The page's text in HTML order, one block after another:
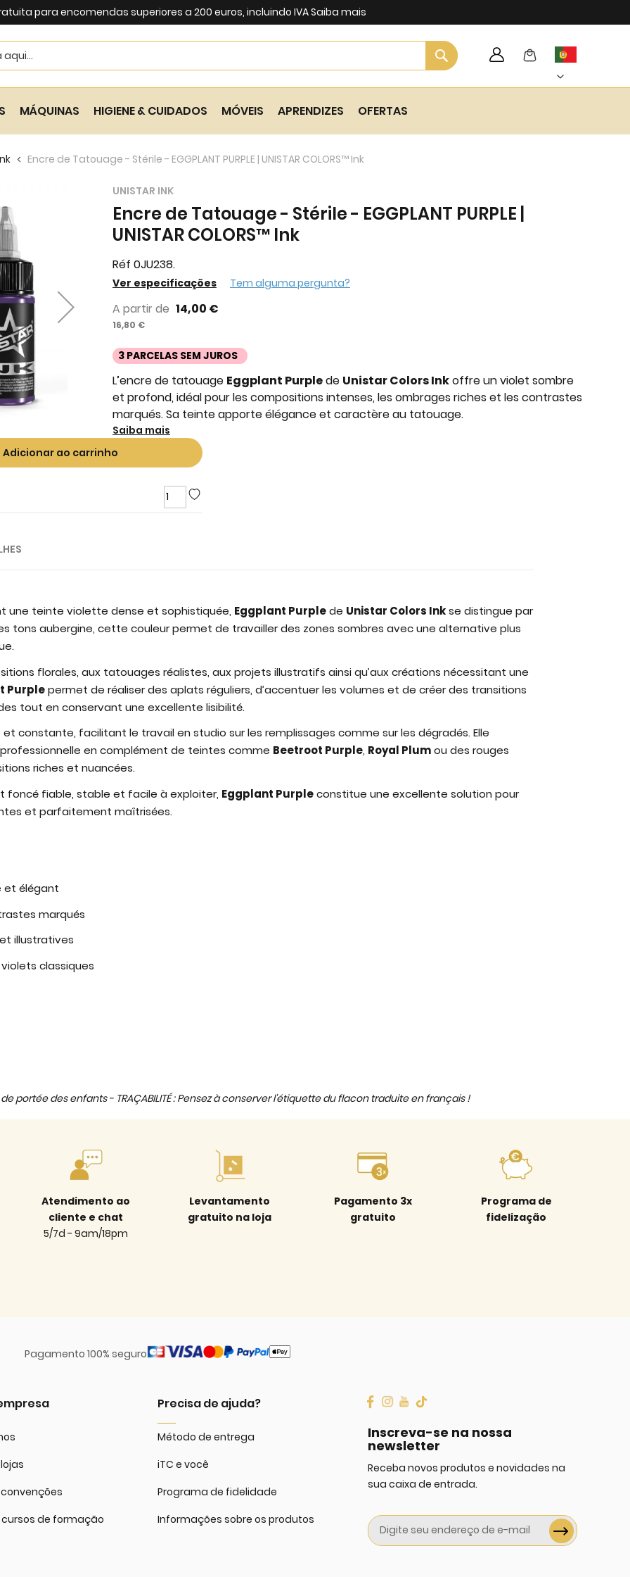
para encomendas superiores a 200 euros, incluindo IVASaiba mais
Search
Search My Cart
Language
MÁQUINAS HIGIENE & CUIDADOS MÓVEIS APRENDIZES OFERTAS
Encre de Tatouage - Stérile - EGGPLANT PURPLE | UNISTAR COLORS™ Ink
UNISTAR INK
Encre de Tatouage - Stérile - EGGPLANT PURPLE |
UNISTAR COLORS™ Ink
Réf 0JU238.
3 PARCELAS SEM JUROS
A partir de 14,00 €
16,80 €
Ver especificações Tem alguma pergunta?
L’encre de tatouage Eggplant Purplede Unistar Colors Inkoffre un violet sombre
et profond, idéal pour les compositions intenses, les ombrages riches et les contrastes
marqués. Sa teinte apporte élégance et caractère au tatouage.
Saiba mais
Adicionar ao carrinho
une teinte violette dense et sophistiquée, Eggplant Purplede Unistar Colors Inkse distingue par
tons aubergine, cette couleur permet de travailler des zones sombres avec une alternative plus
florales, aux tatouages réalistes, aux projets illustratifs ainsi qu’aux créations nécessitant une
Purplepermet de réaliser des aplats réguliers, d’accentuer les volumes et de créer des transitions
tout en conservant une excellente lisibilité.
constante, facilitant le travail en studio sur les remplissages comme sur les dégradés. Elle
en complément de teintes comme Beetroot Purple, Royal Plumou des rouges
riches et nuancées.
foncé fiable, stable et facile à exploiter, Eggplant Purpleconstitue une excellente solution pour
et parfaitement maîtrisées.
et élégant
marqués
illustratives
classiques
portée des enfants - TRAÇABILITÉ : Pensez à conserver l'étiquette du flacon traduite en français !
Atendimento ao
cliente e chat
5/7d - 9am/18pm
Levantamento
gratuito na loja
Pagamento 3x
gratuito
Programa de
fidelização
Pagamento 100% seguro
cursos de formação
Precisa de ajuda?
Método de entrega
iTC e você
Programa de fidelidade
Informações sobre os produtos
Inscreva-se na nossa
newsletter
Receba novos produtos e novidades na
sua caixa de entrada.
Sign
Up